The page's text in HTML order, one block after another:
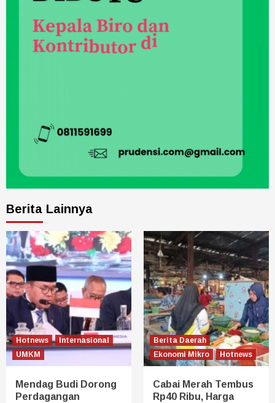
Berita Lainnya
Hotnews
Internasional
UMKM
Mendag Budi Dorong
Perdagangan
Berita Daerah
Ekonomi Mikro
Hotnews
Cabai Merah Tembus
Rp40 Ribu, Harga